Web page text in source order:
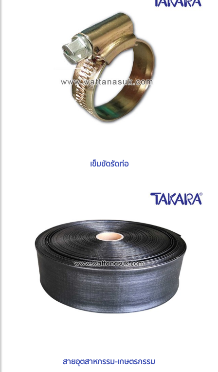
เข็มขัดรัดท่อ
สายอุตสาหกรรม-เกษตรกรรม